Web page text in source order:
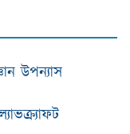
উপন্যাস